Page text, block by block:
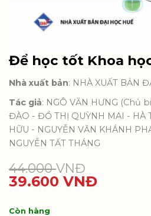
Để học tốt Khoa
Nhà xuất bản: NHÀ XUẤT BẢN
Tác giả: NGÔ VĂN HƯNG (Chủ
ĐÀO - ĐỒ THỊ QUỲNH MAI - HÀ
HỮU - NGUYỄN VĂN KHÁNH
NGUYỄN TẤT THÁNG
44.000VNĐ
39.600 VNĐ
Còn hàng